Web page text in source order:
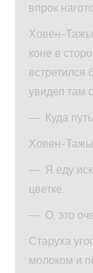
впрок
Ховен-Тажы
коне в
встретился
увидел там
— Куда
Ховен-Тажы
— Я еду
цветке.
— О, это
Старуха
молоком и